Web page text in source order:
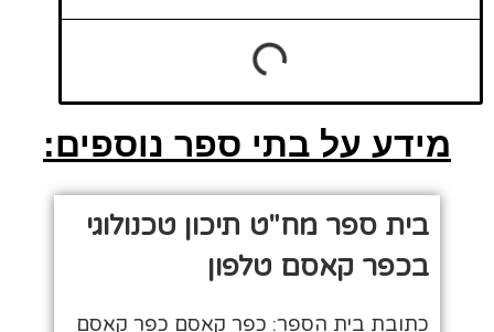
מידע על בתי ספר נוספים:
בית ספר מח"ט תיכון טכנולוגי
בכפר קאסם טלפון
כתובת בית הספר: כפר קאסם כפר קאסם